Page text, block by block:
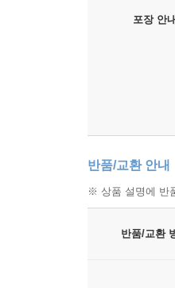
포장 안내
반품/교환 안내
※ 상품 설명에 반
반품/교환